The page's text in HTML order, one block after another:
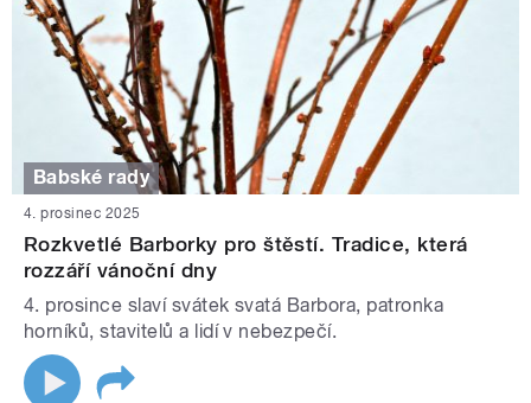
Babské rady
4. prosinec 2025
Rozkvetlé Barborky pro štěstí. Tradice, která
rozzáří vánoční dny
4. prosince slaví svátek svatá Barbora, patronka
horníků, stavitelů a lidí v nebezpečí.